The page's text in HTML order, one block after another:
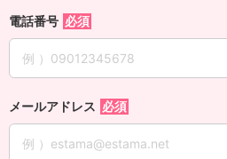
電話番号
メールアドレス